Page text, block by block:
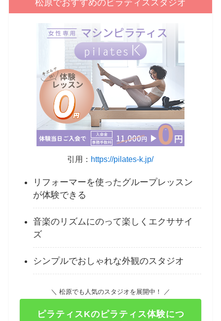
松原でおすすめのピラティススタジオ
引用： https://pilates-k.jp/
リフォーマーを使ったグループレッスン
が体験できる
音楽のリズムにのって楽しくエクササイ
ズ
シンプルでおしゃれな外観のスタジオ
＼ 松原でも人気のスタジオを展開中！ ／
ピラティスKのピラティス体験につ